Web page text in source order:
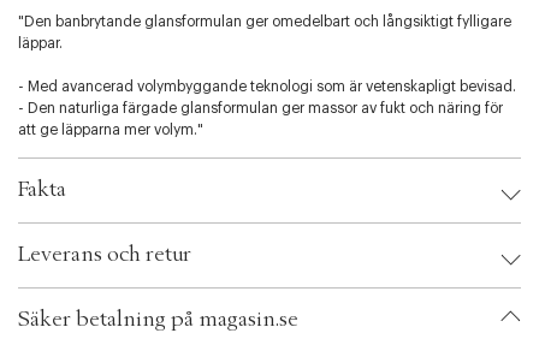
r
i
o
n
.
e
l
c
t
"Den banbrytande glansformulan ger omedelbart och långsiktigt fylligare
läppar.
- Med avancerad volymbyggande teknologi som är vetenskapligt bevisad.
- Den naturliga färgade glansformulan ger massor av fukt och näring för
att ge läpparna mer volym."
Fakta
EAN: 651986504749
ID: AEPF06
Leverans och retur
Säker betalning på magasin.se